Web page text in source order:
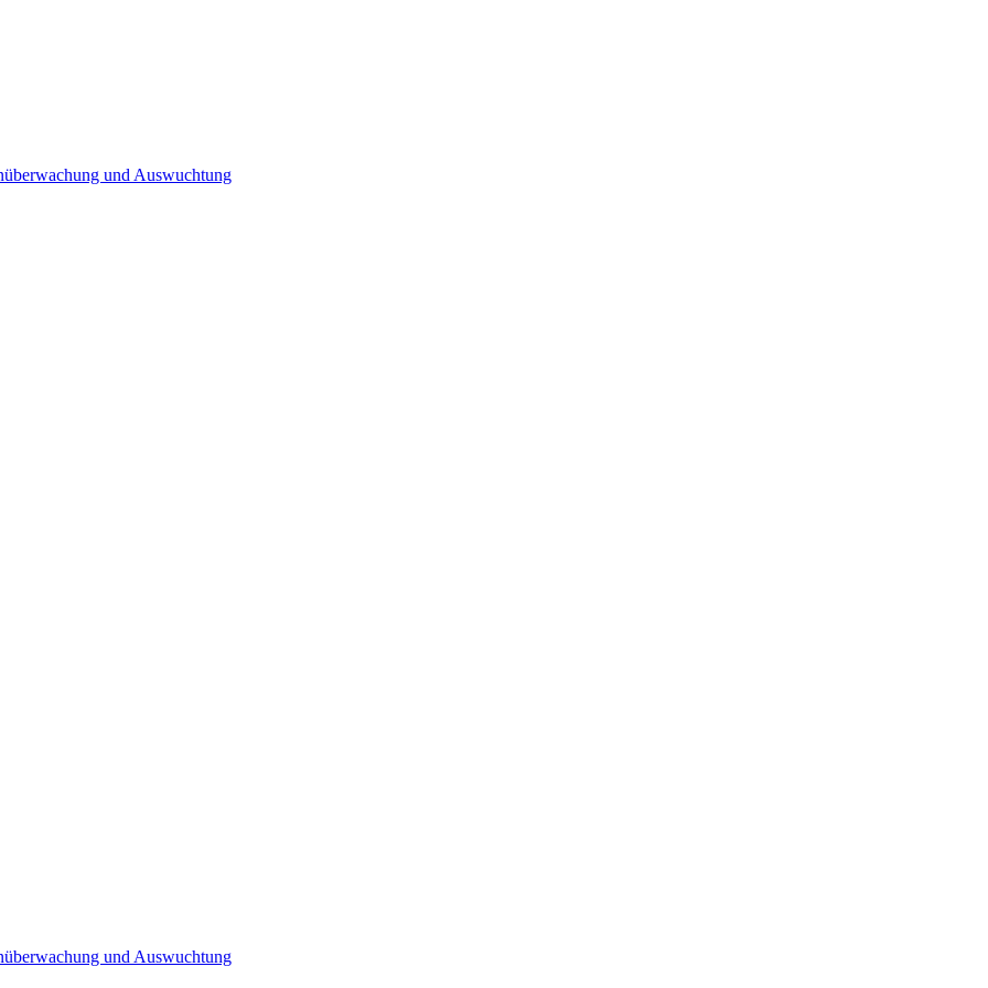
und Auswuchtung
und Auswuchtung